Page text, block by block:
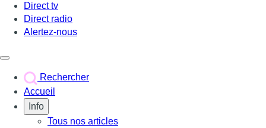
Direct tv
Direct radio
Alertez-nous
Rechercher
Accueil
Info
Tous nos articles